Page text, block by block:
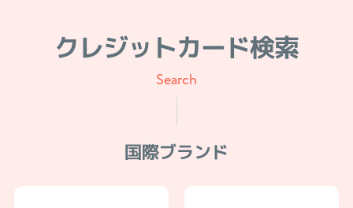
クレジットカード検索
Search
国際ブランド